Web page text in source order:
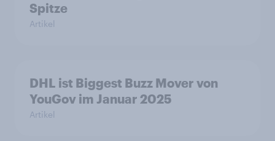
Spitze
Artikel
DHL ist Biggest Buzz Mover von
YouGov im Januar 2025
Artikel